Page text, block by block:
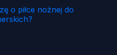
o piłce nożnej do